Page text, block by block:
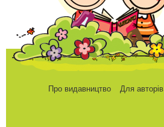
Про видавництво Для авторів